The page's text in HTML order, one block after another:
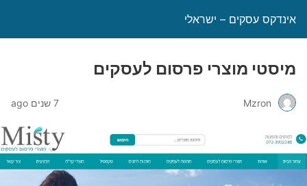
אינדקס עסקים – ישראלי
מיסטי מוצרי פרסום לעסקים
Mzron 7 שנים ago